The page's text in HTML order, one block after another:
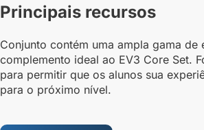
Principais recursos
Conjunto contém uma ampla gama de
complemento ideal ao EV3 Core Set.
para permitir que os alunos sua
para o próximo nível.